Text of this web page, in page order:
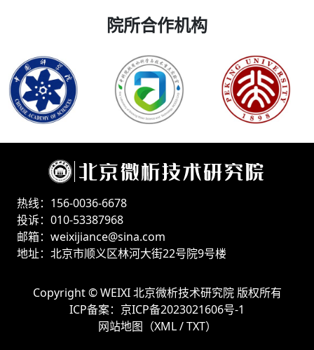
院所合作机构
热线：156-0036-6678
投诉：010-53387968
邮箱：weixijiance@sina.com
地址：北京市顺义区林河大街22号院9号楼
Copyright ©WEIXI 北京微析技术研究院版权所有
ICP备案： 京ICP备2023021606号-1
网站地图（XML/TXT）